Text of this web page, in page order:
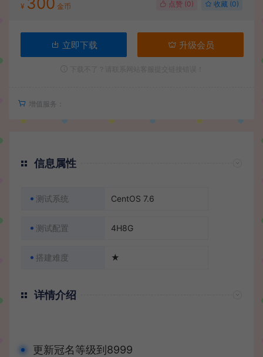
¥ 金币 点赞 (0) 收藏 (0)
立即下载 升级会员
增值服务：
信息属性
测试系统 CentOS 7.6
测试配置 4H8G
搭建难度 ★
详情介绍
更新冠名等级到8999